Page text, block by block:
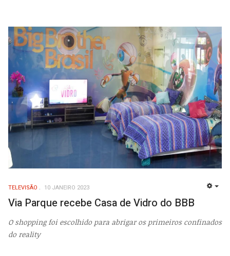
TELEVISÃO 10 JANEIRO 2023
Via Parque recebe Casa de Vidro do BBB
O shopping foi escolhido para abrigar os primeiros confinados
do reality